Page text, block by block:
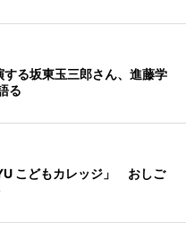
る坂東玉三郎さん、進藤学
る
こどもカレッジ」 おしご